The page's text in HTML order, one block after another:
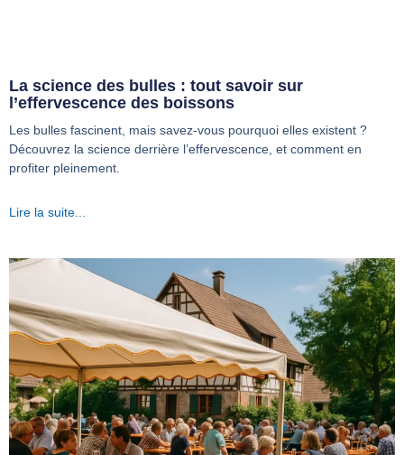
La science des bulles : tout savoir sur
l’effervescence des boissons
Les bulles fascinent, mais savez-vous pourquoi elles existent ?
Découvrez la science derrière l’effervescence, et comment en
profiter pleinement.
Lire la suite...